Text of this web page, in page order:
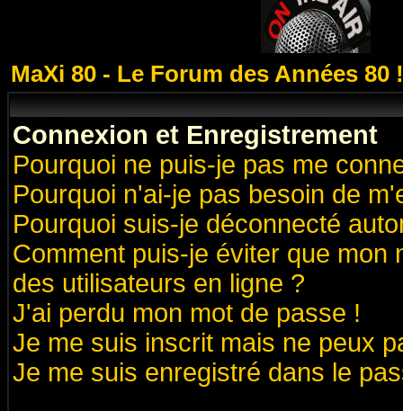
MaXi 80 - Le Forum des Années
Connexion et Enregistrement
Pourquoi ne puis-je pas me
Pourquoi n'ai-je pas besoin de
Pourquoi suis-je déconnecté
Comment puis-je éviter que mon
des utilisateurs en ligne ?
J'ai perdu mon mot de passe !
Je me suis inscrit mais ne peux
Je me suis enregistré dans le